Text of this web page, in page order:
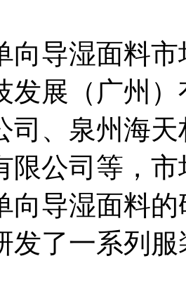
导湿面料市
发展（广州
司、泉州海
限公司等，
向导湿面料
发了一系列